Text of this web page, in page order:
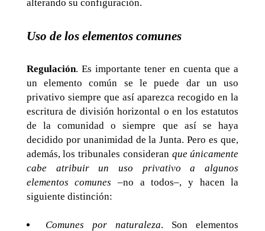
alterando su configuración.
Uso de los elementos comunes
Regulación. Es importante tener en cuenta que a
un elemento común se le puede dar un uso
privativo siempre que así aparezca recogido en la
escritura de división horizontal o en los estatutos
de la comunidad o siempre que así se haya
decidido por unanimidad de la Junta. Pero es que,
además, los tribunales consideran que únicamente
cabe atribuir un uso privativo a algunos
elementos comunes –no a todos–, y hacen la
siguiente distinción:
Comunes por naturaleza. Son elementos